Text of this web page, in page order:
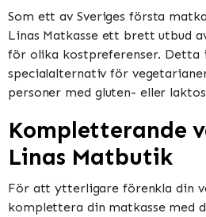
Som ett av Sveriges första
Linas Matkasse ett brett utbud
för olika kostpreferenser. Detta
specialalternativ för
personer med gluten- eller
Kompletterande
Linas Matbutik
För att ytterligare förenkla din
komplettera din matkasse med